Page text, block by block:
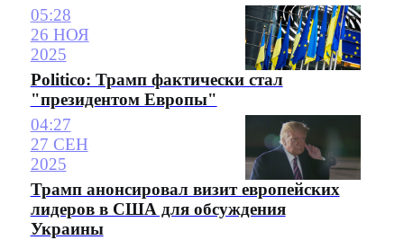
05:28
26 НОЯ
2025
Politico: Трамп фактически стал
"президентом Европы"
04:27
27 СЕН
2025
Трамп анонсировал визит европейских
лидеров в США для обсуждения
Украины